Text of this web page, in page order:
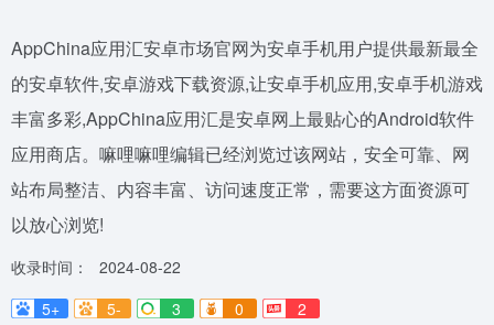
AppChina应用汇安卓市场官网为安卓手机用户提供最新最全
的安卓软件,安卓游戏下载资源,让安卓手机应用,安卓手机游戏
丰富多彩,AppChina应用汇是安卓网上最贴心的Android软件
应用商店。嘛哩嘛哩编辑已经浏览过该网站，安全可靠、网
站布局整洁、内容丰富、访问速度正常，需要这方面资源可
以放心浏览!
收录时间：
2024-08-22
5+
5- 3 0 2